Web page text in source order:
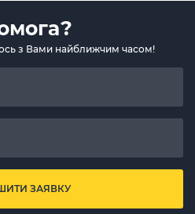
з Вами найближчим часом!
ЗАЯВКУ